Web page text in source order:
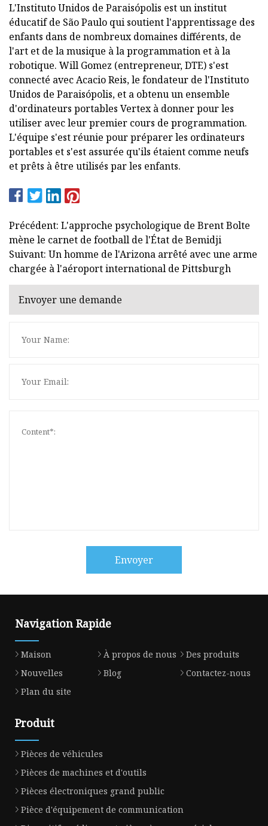
L'Instituto Unidos de Paraisópolis est un institut
éducatif de São Paulo qui soutient l'apprentissage des
enfants dans de nombreux domaines différents, de
l'art et de la musique à la programmation et à la
robotique. Will Gomez (entrepreneur, DTE) s'est
connecté avec Acacio Reis, le fondateur de l'Instituto
Unidos de Paraisópolis, et a obtenu un ensemble
d'ordinateurs portables Vertex à donner pour les
utiliser avec leur premier cours de programmation.
L'équipe s'est réunie pour préparer les ordinateurs
portables et s'est assurée qu'ils étaient comme neufs
et prêts à être utilisés par les enfants.
Précédent: L'approche psychologique de Brent Bolte
mène le carnet de football de l'État de Bemidji
Suivant: Un homme de l'Arizona arrêté avec une arme
chargée à l'aéroport international de Pittsburgh
Envoyer une demande
Envoyer
Navigation Rapide
Maison À propos de nous
Des produits
Nouvelles
Blog
Contactez-nous
Plan du site
Produit
Pièces de véhicules
Pièces de machines et d'outils
Pièces électroniques grand public
Pièce d'équipement de communication